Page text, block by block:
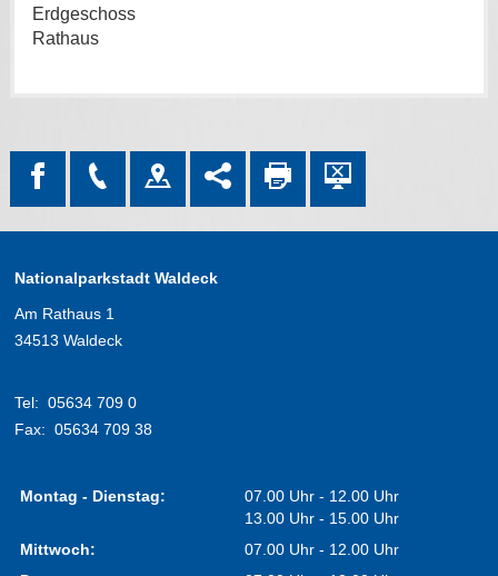
Erdgeschoss
Rathaus
Nationalparkstadt Waldeck
Am Rathaus 1
34513 Waldeck
Tel: 05634 709 0
Fax: 05634 709 38
Montag - Dienstag:
07.00 Uhr - 12.00 Uhr
13.00 Uhr - 15.00 Uhr
Mittwoch:
07.00 Uhr - 12.00 Uhr